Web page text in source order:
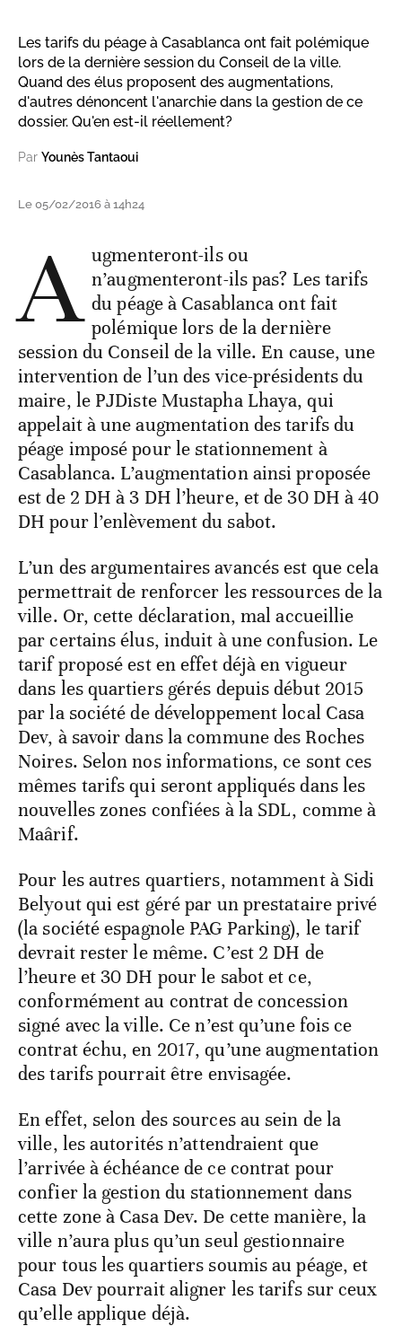
Les tarifs du péage à Casablanca ont fait polémique
lors de la dernière session du Conseil de la ville.
Quand des élus proposent des augmentations,
d'autres dénoncent l'anarchie dans la gestion de ce
dossier. Qu'en est-il réellement?
Par Younès Tantaoui
Le 05/02/2016 à 14h24
A ugmenteront-ils ou
n’augmenteront-ils pas? Les tarifs
du péage à Casablanca ont fait
polémique lors de la dernière
session du Conseil de la ville. En cause, une
intervention de l’un des vice-présidents du
maire, le PJDiste Mustapha Lhaya, qui
appelait à une augmentation des tarifs du
péage imposé pour le stationnement à
Casablanca. L’augmentation ainsi proposée
est de 2 DH à 3 DH l’heure, et de 30 DH à 40
DH pour l’enlèvement du sabot.
L’un des argumentaires avancés est que cela
permettrait de renforcer les ressources de la
ville. Or, cette déclaration, mal accueillie
par certains élus, induit à une confusion. Le
tarif proposé est en effet déjà en vigueur
dans les quartiers gérés depuis début 2015
par la société de développement local Casa
Dev, à savoir dans la commune des Roches
Noires. Selon nos informations, ce sont ces
mêmes tarifs qui seront appliqués dans les
nouvelles zones confiées à la SDL, comme à
Maârif.
Pour les autres quartiers, notamment à Sidi
Belyout qui est géré par un prestataire privé
(la société espagnole PAG Parking), le tarif
devrait rester le même. C’est 2 DH de
l’heure et 30 DH pour le sabot et ce,
conformément au contrat de concession
signé avec la ville. Ce n’est qu’une fois ce
contrat échu, en 2017, qu’une augmentation
des tarifs pourrait être envisagée.
En effet, selon des sources au sein de la
ville, les autorités n’attendraient que
l’arrivée à échéance de ce contrat pour
confier la gestion du stationnement dans
cette zone à Casa Dev. De cette manière, la
ville n’aura plus qu’un seul gestionnaire
pour tous les quartiers soumis au péage, et
Casa Dev pourrait aligner les tarifs sur ceux
qu’elle applique déjà.